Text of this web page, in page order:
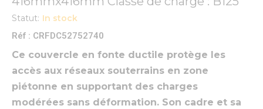
Statut: In stock
Réf : CRFDC52752740
Ce couvercle en fonte ductile protège les
accès aux réseaux souterrains en zone
piétonne en supportant des charges
modérées sans déformation. Son cadre et sa